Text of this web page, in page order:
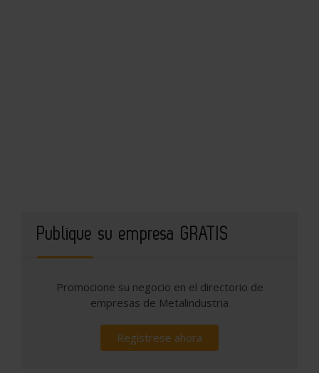
Publique su empresa GRATIS
Promocione su negocio en el directorio de
empresas de Metalindustria
Regístrese ahora